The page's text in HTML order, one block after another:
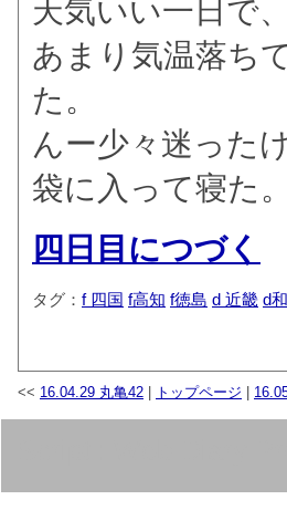
天気いい一日で
あまり気温落ち
た。
んー少々迷った
袋に入って寝た。
四日目につづく
タグ： f 四国 f高知 f徳島 d 近畿 d
<< 16.04.29 丸亀42 トップページ